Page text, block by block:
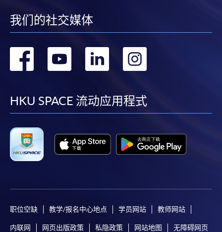
我们的社交媒体
转
facebook
转
youtube
转
linkedin
转
HKU SPACE 流动应用程式
职位空缺 教学/报名中心地点 学员网站 教师网站
内联网 网页出版政策 私隐政策 网站地图 无障碍网页